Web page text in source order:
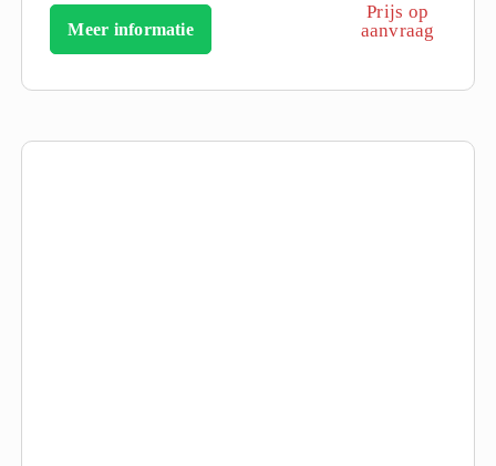
Meer informatie
Prijs op
aanvraag